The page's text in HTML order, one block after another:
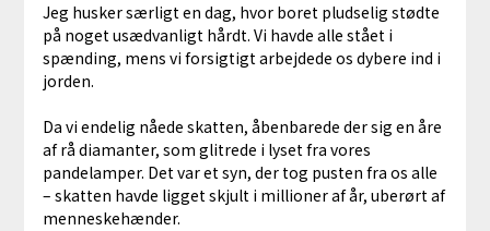
Jeg husker særligt en dag, hvor boret pludselig stødte
på noget usædvanligt hårdt. Vi havde alle stået i
spænding, mens vi forsigtigt arbejdede os dybere ind i
jorden.
Da vi endelig nåede skatten, åbenbarede der sig en åre
af rå diamanter, som glitrede i lyset fra vores
pandelamper. Det var et syn, der tog pusten fra os alle
– skatten havde ligget skjult i millioner af år, uberørt af
menneskehænder.